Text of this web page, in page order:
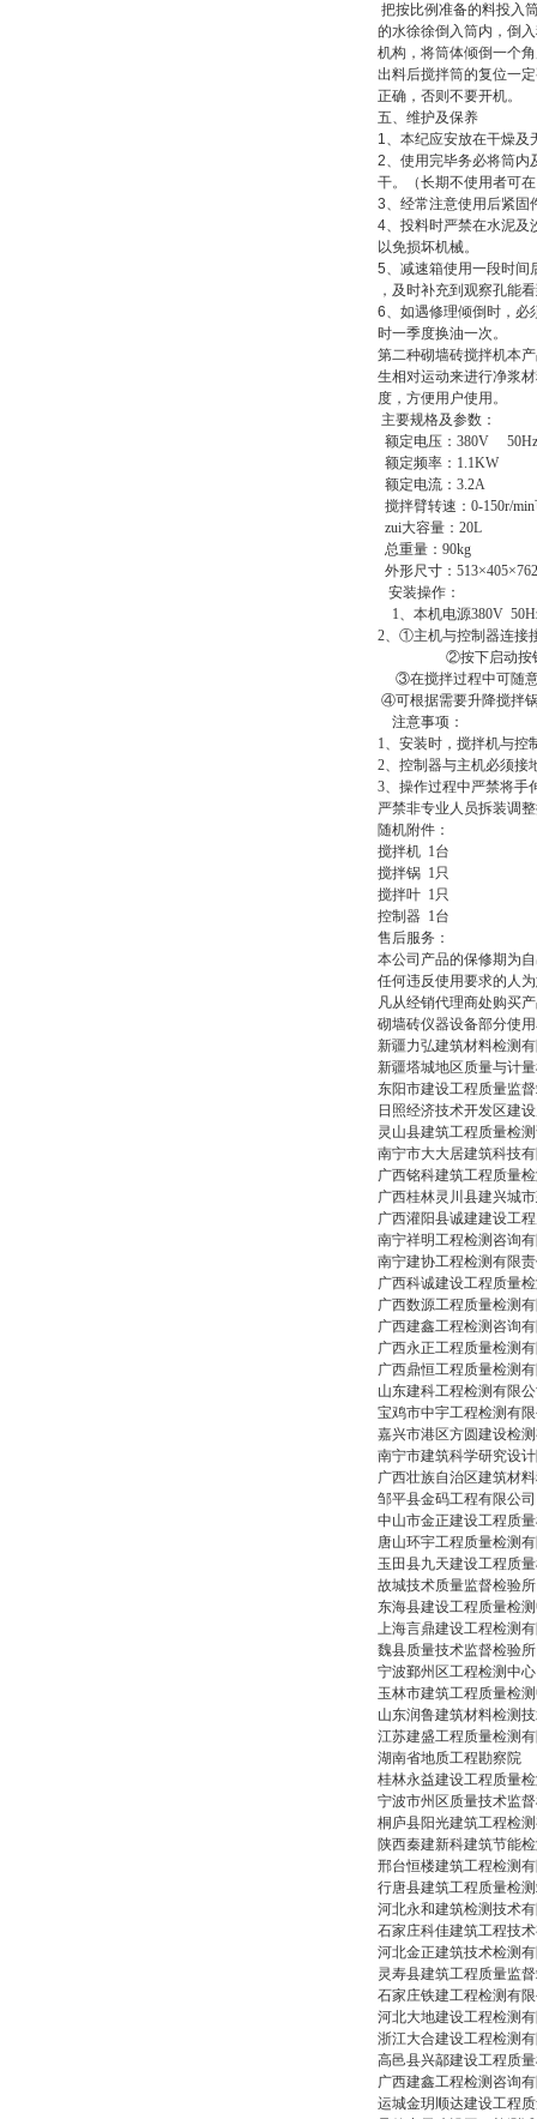
把按比例准备的料投入
的水徐徐倒入筒内，倒
机构，将筒体倾倒一个
出料后搅拌筒的复位一
正确，否则不要开机。
五、 维护及保养
1、本纪应安放在干燥及
2、使用完毕务必将筒内
干。（长期不使用者可
3、经常注意使用后紧固
4、投料时严禁在水泥及
以免损坏机械。
5、减速箱使用一段时间
，及时补充到观察孔能
6、如遇修理倾倒时，必
时一季度换油一次。
第二种砌墙砖搅拌机本
生相对运动来进行净浆
度，方便用户使用。
主要规格及参数：
额定电压：380V 50Hz
额定频率：1.1KW
额定电流：3.2A
搅拌臂转速：0-150r/
zui大容量：20L
总重量：90kg
外形尺寸：
安装操作：
1、本机电源380V
2、 ①主机与控制器连接
②按下启动
③在搅拌过程中可随
④可根据需要升降搅拌
注意事项：
1、安装时，搅拌机与控
2、控制器与主机必须接
3、操作过程中严禁将手
严禁非专业人员拆装调
随机附件：
搅拌机 1台
搅拌锅 1只
搅拌叶 1只
控制器 1台
售后服务：
本公司产品的保修期为
任何违反使用要求的人
凡从经销代理商处购买
砌墙砖仪器设备部分使
新疆力弘建筑材料检测
新疆塔城地区质量与计
东阳市建设工程质量监
日照经济技术开发区建
灵山县建筑工程质量检
南宁市大大居建筑科技
广西铭科建筑工程质量
广西桂林灵川县建兴城
广西灌阳县诚建建设工
南宁祥明工程检测咨询
南宁建协工程检测有限
广西科诚建设工程质量
广西数源工程质量检测
广西建鑫工程检测咨询
广西永正工程质量检测
广西鼎恒工程质量检测
山东建科工程检测有限
宝鸡市中宇工程检测有
嘉兴市港区方圆建设检
南宁市建筑科学研究设
广西壮族自治区建筑材
邹平县金码工程有限公司
中山市金正建设工程质
唐山环宇工程质量检测
玉田县九天建设工程质
故城技术质量监督检验所
东海县建设工程质量检
上海言鼎建设工程检测
魏县质量技术监督检验所
宁波鄞州区工程检测中心
玉林市建筑工程质量检
山东润鲁建筑材料检测
江苏建盛工程质量检测
湖南省地质工程勘察院
桂林永益建设工程质量
宁波市州区质量技术监
桐庐县阳光建筑工程检
陕西秦建新科建筑节能
邢台恒楼建筑工程检测
行唐县建筑工程质量检
河北永和建筑检测技术
石家庄科佳建筑工程技
河北金正建筑技术检测
灵寿县建筑工程质量监
石家庄铁建工程检测有
河北大地建设工程检测
浙江大合建设工程检测
高邑县兴鄗建设工程质
广西建鑫工程检测咨询
运城金玥顺达建设工程